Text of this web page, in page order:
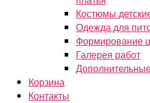
Костюмы
Одежда для
Формирование
Галерея работ
Корзина
Контакты